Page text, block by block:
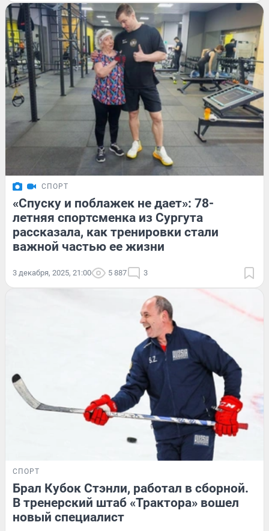
СПОРТ
«Спуску и поблажек не дает»: 78-
летняя спортсменка из Сургута
рассказала, как тренировки стали
важной частью ее жизни
3 декабря, 2025, 21:00 5 887 3
СПОРТ
Брал Кубок Стэнли, работал в сборной.
В тренерский штаб «Трактора» вошел
новый специалист